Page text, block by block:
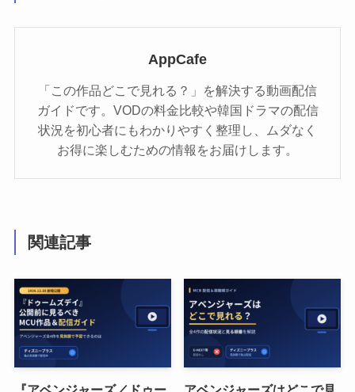
AppCafe
「この作品どこで見れる？」を解決する動画配信
ガイドです。VODの料金比較や韓国ドラマの配信
状況を初心者にもわかりやすく整理し、ムダなく
お得に楽しむための情報をお届けします。
関連記事